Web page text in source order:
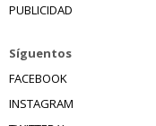
PUBLICIDAD
Síguentos
FACEBOOK
INSTAGRAM